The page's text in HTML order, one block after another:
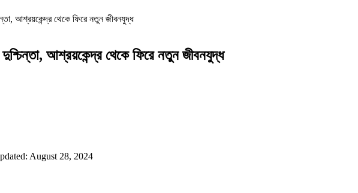
আশ্রয়কেন্দ্র থেকে ফিরে নতুন জীবনযুদ্ধ
দুশ্চিন্তা, আশ্রয়কেন্দ্র থেকে ফিরে নতুন জীবনযুদ্ধ
August 28, 2024